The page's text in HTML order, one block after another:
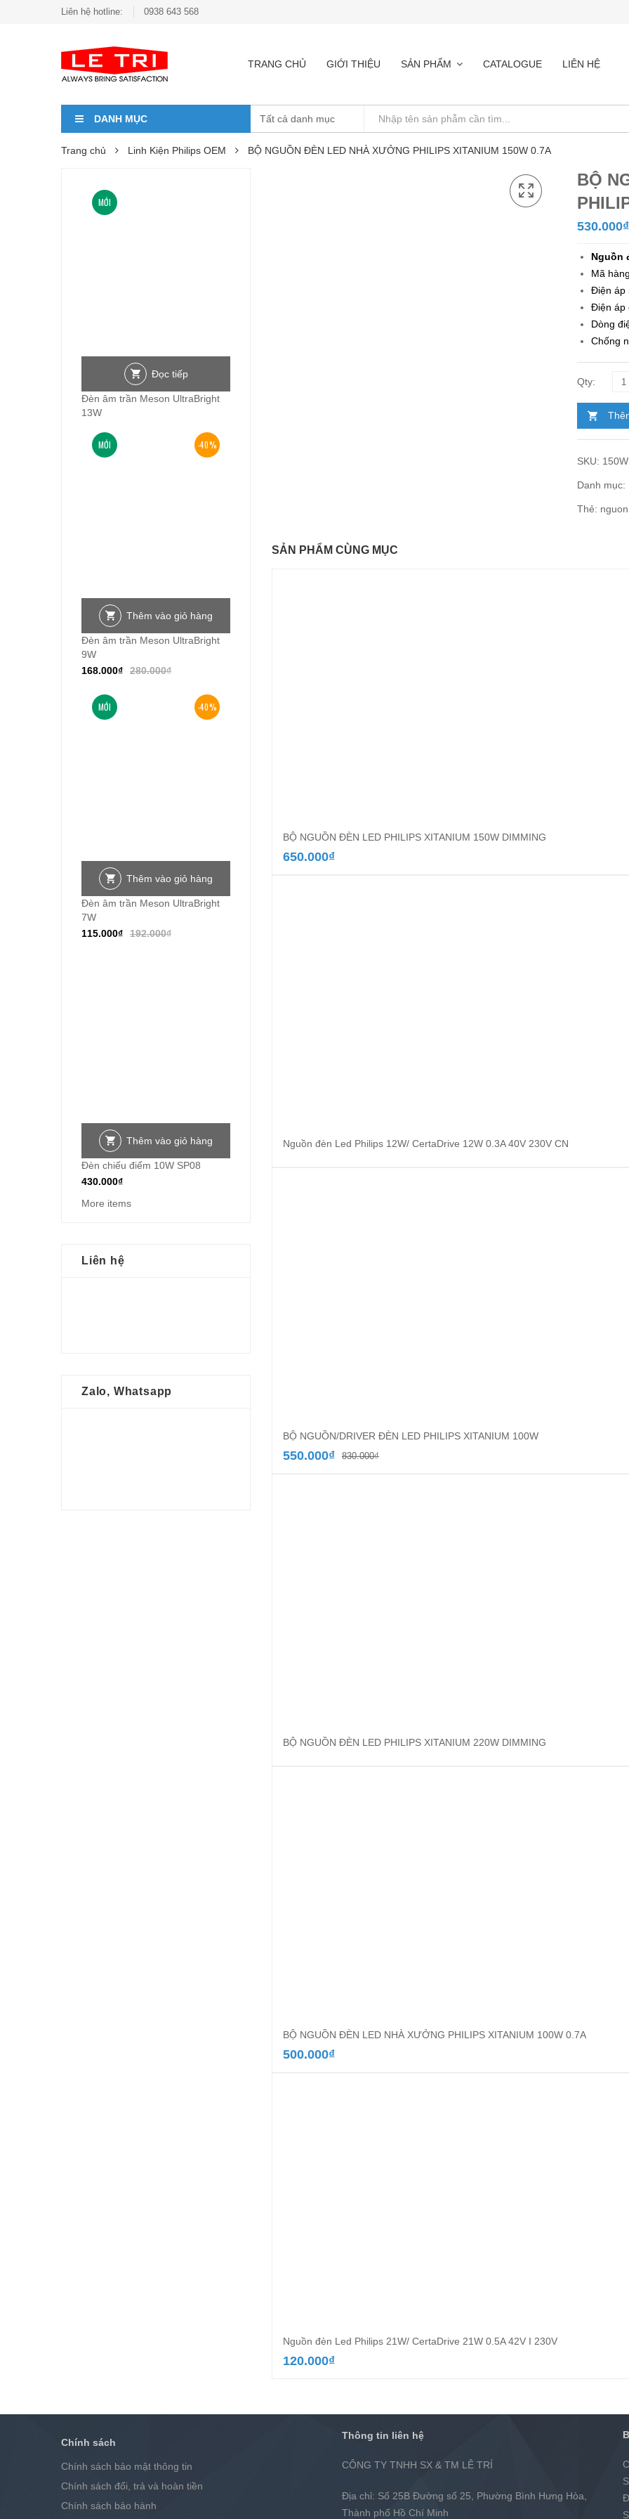
Liên hệ hotline: 0938 643 568
TRANG CHỦ GIỚI THIỆU SẢN PHẨM CATALOGUE LIÊN HỆ
DANH MỤC
Trang chủ Linh Kiện Philips OEM BỘ NGUỒN ĐÈN LED NHÀ XƯỞNG PHILIPS XITANIUM 150W 0.7A
BỘ
530.000₫
Nguồn
Mã
Điện áp
Điện áp
Dòng
Chống
SKU:
Danh mục:
Thẻ:
SẢN PHẨM CÙNG MỤC
BỘ NGUỒN ĐÈN LED PHILIPS XITANIUM 150W DIMMING
650.000₫
Nguồn đèn Led Philips 12W/ CertaDrive 12W 0.3A 40V 230V CN
BỘ NGUỒN/DRIVER ĐÈN LED PHILIPS XITANIUM 100W
830.000₫Giá
550.000₫
Giá
BỘ NGUỒN ĐÈN LED PHILIPS XITANIUM 220W DIMMING
BỘ NGUỒN ĐÈN LED NHÀ XƯỞNG PHILIPS XITANIUM 100W 0.7A
500.000₫
Nguồn đèn Led Philips 21W/ CertaDrive 21W 0.5A 42V I 230V
120.000₫
MỚI
Đọc tiếp
Đèn âm trần Meson UltraBright
13W
-40%
MỚI
Thêm vào giỏ hàng
Đèn âm trần Meson UltraBright
9W
280.000₫
168.000₫
-40%
MỚI
Thêm vào giỏ hàng
Đèn âm trần Meson UltraBright
7W
192.000₫
115.000₫
Thêm vào giỏ hàng
Đèn chiếu điểm 10W SP08
430.000₫
More items
Liên hệ
Zalo, Whatsapp
Chính sách
Chính sách bảo mật thông tin
Chính sách đổi, trả và hoàn tiền
Chính sách bảo hành
Thông tin liên hệ
CÔNG TY TNHH SX & TM LÊ TRÍ
Địa chỉ: Số 25B Đường số 25, Phường Bình Hưng Hòa,
Thành phố Hồ Chí Minh